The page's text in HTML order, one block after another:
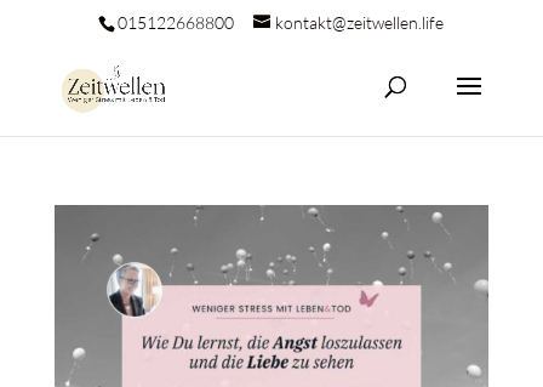
015122668800 kontakt@zeitwellen.life